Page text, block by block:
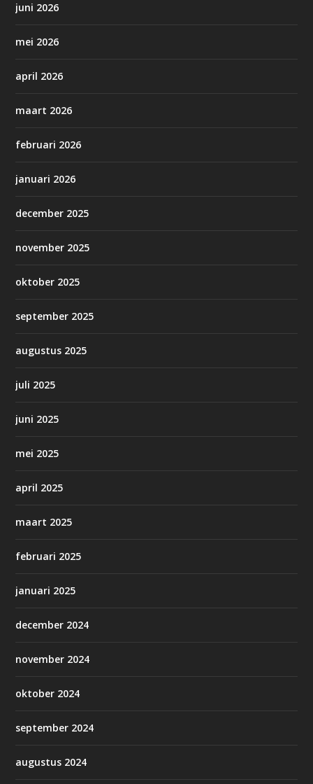
juni 2026
mei 2026
april 2026
maart 2026
februari 2026
januari 2026
december 2025
november 2025
oktober 2025
september 2025
augustus 2025
juli 2025
juni 2025
mei 2025
april 2025
maart 2025
februari 2025
januari 2025
december 2024
november 2024
oktober 2024
september 2024
augustus 2024